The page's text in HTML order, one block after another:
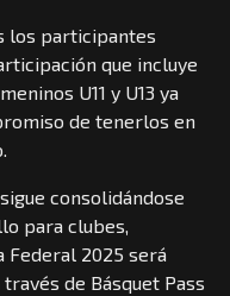
los participantes
que incluye
U11 y U13 ya
de tenerlos en
consolidándose
para clubes,
Federal 2025 será
de Básquet Pass